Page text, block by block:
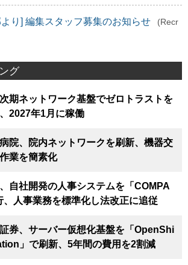
り] 編集スタッフ募集のお知らせ
(Recr
グ
期ネットワーク基盤でゼロトラストを
2027年1月に稼働
院、院内ネットワークを刷新、機器交
業を簡素化
自社開発の人事システムを「COMPA
、人事業務を標準化し法改正に追従
券、サーバー仮想化基盤を「OpenShi
」で刷新、5年間の費用を2割減